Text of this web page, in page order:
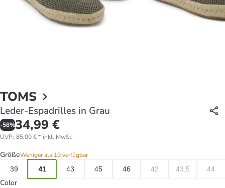
TOMS
Leder-Espadrilles in Grau
-58%34,99 €
UVP: 85,00 €* inkl. MwSt.
GrößeWeniger als 10 verfügbar
39
41 43 45 46 42 43,5 44
Color